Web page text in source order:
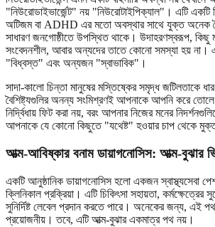
"নিউরোডাইভার্জেন্ট" নয় "নিউরোটাইপিক্যাল"। এটি একটি
অটিজম বা ADHD এর মতো অবস্থার সাথে যুক্ত অনেক
সাধারণ জনগোষ্ঠীতে উপস্থিত থাকে। উদাহরণস্বরূপ, কিছু
সংবেদনশীল, আবার অন্যদের তাতে কোনো সমস্যা হয়
"বিধ্বস্ত" এবং অন্যজন "স্বাভাবিক"।
সাদা-কালো চিন্তা মানুষের মস্তিষ্কের সমৃদ্ধ জটিলতাকে
বৈশিষ্ট্যগুলির অনন্য সংমিশ্রণই আপনাকে আপনি করে
নির্দ্বিধায় ফিট করা নয়, বরং আপনার নিজের মনের
আপনাকে যে কোনো কিছুতে "যথেষ্ট" হওয়ার চাপ থেকে
আত্ম-আবিষ্কার বনাম ডায়াগনোসিস: আত্ম-বুঝার
একটি আনুষ্ঠানিক ডায়াগনোসিস হলো একজন স্বাস্থ্যসেবা
ক্লিনিকাল প্রক্রিয়া। এটি চিকিৎসা সহায়তা, কর্মক্ষেত্রের
সুনির্দিষ্ট লেবেল প্রদান করতে পারে। অনেকের জন্য, এই
প্রয়োজনীয়। তবে, এটি আত্ম-বুঝার একমাত্র পথ নয়।